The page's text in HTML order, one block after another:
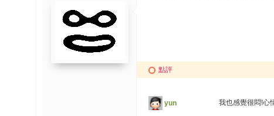
點評
yun 我也感覺很悶!心